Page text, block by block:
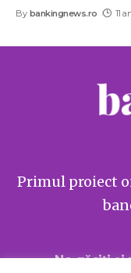
By bankingnews.ro 11
Primul proiect
Ne găsiți și